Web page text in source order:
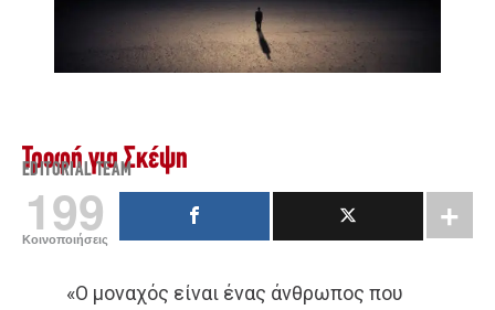
Τροφή για Σκέψη
EDITORIAL TEAM
199
Κοινοποιήσεις
«Ο μοναχός είναι ένας άνθρωπος που